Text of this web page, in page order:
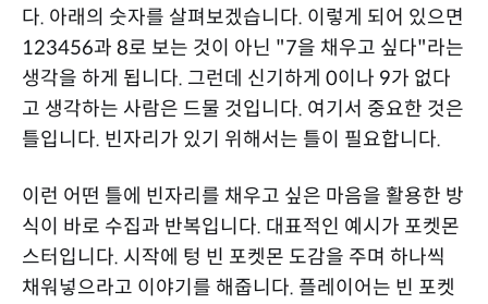
다. 아래의 숫자를 살펴보겠습니다. 이렇게 되어 있으면
123456과 8로 보는 것이 아닌 "7을 채우고 싶다"라는
생각을 하게 됩니다. 그런데 신기하게 0이나 9가 없다
고 생각하는 사람은 드물 것입니다. 여기서 중요한 것은
틀입니다. 빈자리가 있기 위해서는 틀이 필요합니다.
이런 어떤 틀에 빈자리를 채우고 싶은 마음을 활용한 방
식이 바로 수집과 반복입니다. 대표적인 예시가 포켓몬
스터입니다. 시작에 텅 빈 포켓몬 도감을 주며 하나씩
채워넣으라고 이야기를 해줍니다. 플레이어는 빈 포켓